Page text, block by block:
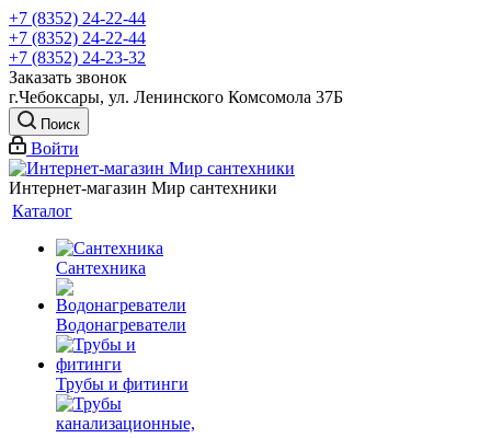
+7 (8352) 24-22-44
+7 (8352) 24-22-44
+7 (8352) 24-23-32
Заказать звонок
г.Чебоксары, ул. Ленинского Комсомола 37Б
Поиск
Войти
Интернет-магазин Мир сантехники
Каталог
Сантехника
Водонагреватели
Трубы и фитинги